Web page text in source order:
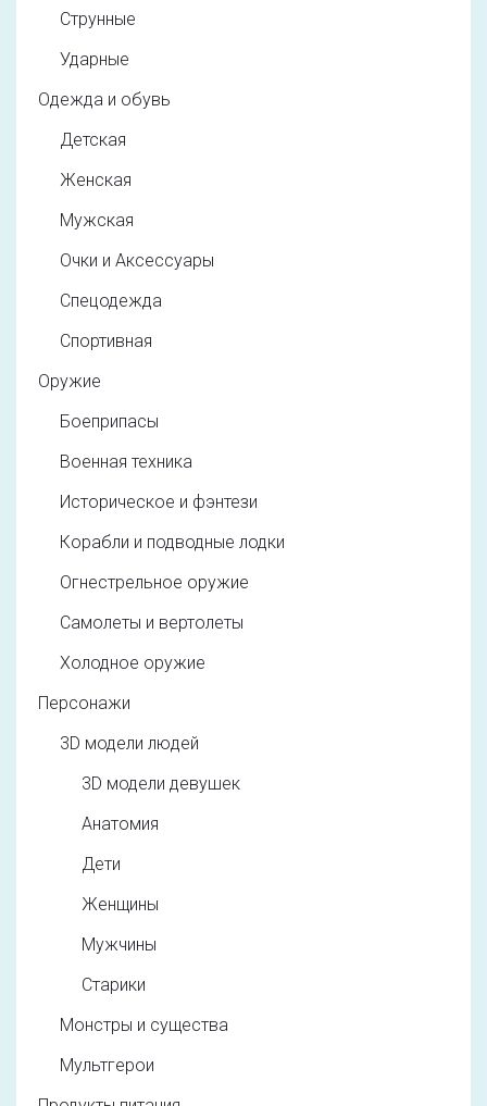
Струнные
Ударные
Одежда и обувь
Детская
Женская
Мужская
Очки и Аксессуары
Спецодежда
Спортивная
Оружие
Боеприпасы
Военная техника
Историческое и фэнтези
Корабли и подводные лодки
Огнестрельное оружие
Самолеты и вертолеты
Холодное оружие
Персонажи
3D модели людей
3D модели девушек
Анатомия
Дети
Женщины
Мужчины
Старики
Монстры и существа
Мультгерои